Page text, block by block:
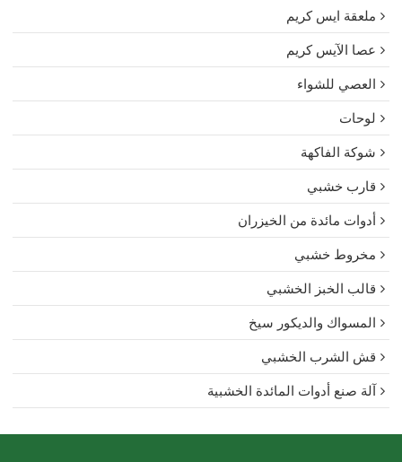
ملعقة ايس كريم
عصا الآيس كريم
العصي للشواء
لوحات
شوكة الفاكهة
قارب خشبي
أدوات مائدة من الخيزران
مخروط خشبي
قالب الخبز الخشبي
المسواك والديكور سيخ
قش الشرب الخشبي
آلة صنع أدوات المائدة الخشبية